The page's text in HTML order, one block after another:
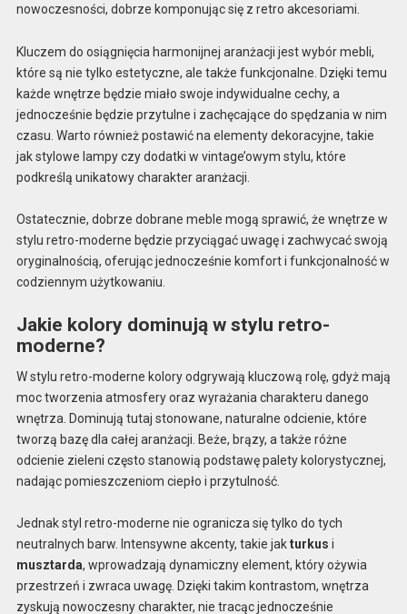
nowoczesności, dobrze komponując się z retro akcesoriami.
Kluczem do osiągnięcia harmonijnej aranżacji jest wybór mebli,
które są nie tylko estetyczne, ale także funkcjonalne. Dzięki temu
każde wnętrze będzie miało swoje indywidualne cechy, a
jednocześnie będzie przytulne i zachęcające do spędzania w nim
czasu. Warto również postawić na elementy dekoracyjne, takie
jak stylowe lampy czy dodatki w vintage’owym stylu, które
podkreślą unikatowy charakter aranżacji.
Ostatecznie, dobrze dobrane meble mogą sprawić, że wnętrze w
stylu retro-moderne będzie przyciągać uwagę i zachwycać swoją
oryginalnością, oferując jednocześnie komfort i funkcjonalność w
codziennym użytkowaniu.
Jakie kolory dominują w stylu retro-
moderne?
W stylu retro-moderne kolory odgrywają kluczową rolę, gdyż mają
moc tworzenia atmosfery oraz wyrażania charakteru danego
wnętrza. Dominują tutaj stonowane, naturalne odcienie, które
tworzą bazę dla całej aranżacji. Beże, brązy, a także różne
odcienie zieleni często stanowią podstawę palety kolorystycznej,
nadając pomieszczeniom ciepło i przytulność.
Jednak styl retro-moderne nie ogranicza się tylko do tych
neutralnych barw. Intensywne akcenty, takie jakturkus i
musztarda, wprowadzają dynamiczny element, który ożywia
przestrzeń i zwraca uwagę. Dzięki takim kontrastom, wnętrza
zyskują nowoczesny charakter, nie tracąc jednocześnie